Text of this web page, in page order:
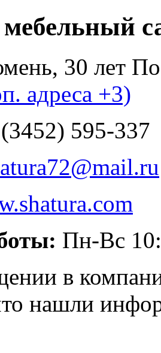
, 30 лет
адреса +3)
(3452) 595-337
Пн-Вс
в
нашли